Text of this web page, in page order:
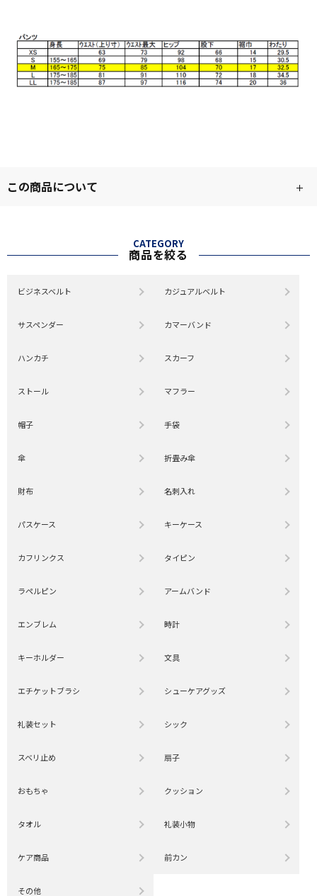
この商品について
CATEGORY
商品を絞る
ビジネスベルト カジュアルベルト
サスペンダー カマーバンド
ハンカチ スカーフ
ストール マフラー
帽子 手袋
傘 折畳み傘
財布 名刺入れ
パスケース キーケース
カフリンクス タイピン
ラペルピン アームバンド
エンブレム 時計
キーホルダー 文具
エチケットブラシ シューケアグッズ
礼装セット シック
スベリ止め 扇子
おもちゃ クッション
タオル 礼装小物
ケア商品 前カン
その他